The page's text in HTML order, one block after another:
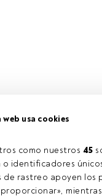
usa cookies
como nuestros 45
o identificadores
rastreo apoyen los